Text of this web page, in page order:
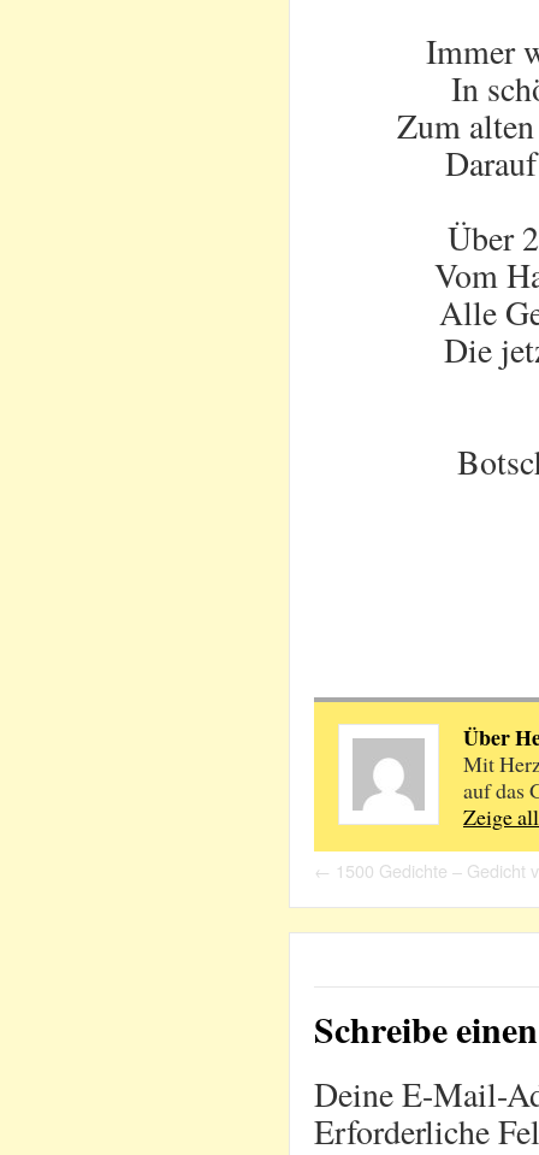
Immer
In
Zum
Über
Vom
Alle
Die
Über
Mit
auf das
Zeige
← 1500 Gedichte – Gedicht
Schreibe
Deine E-Mail-
Erforderliche